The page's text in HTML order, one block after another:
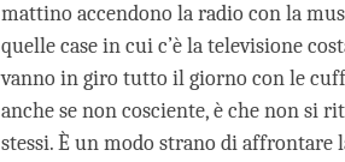
mattino accendono la radio con la
quelle case in cui c’è la televisione
vanno in giro tutto il giorno con le
anche se non cosciente, è che non si
stessi. È un modo strano di